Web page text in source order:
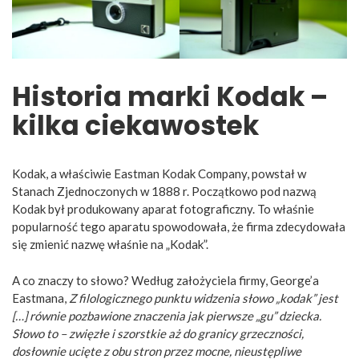
Historia marki Kodak –
kilka ciekawostek
Kodak, a właściwie Eastman Kodak Company, powstał w
Stanach Zjednoczonych w 1888 r. Początkowo pod nazwą
Kodak był produkowany aparat fotograficzny. To właśnie
popularność tego aparatu spowodowała, że firma zdecydowała
się zmienić nazwę właśnie na „Kodak”.
A co znaczy to słowo? Według założyciela firmy, George’a
Eastmana, Z filologicznego punktu widzenia słowo „kodak” jest
[…] równie pozbawione znaczenia jak pierwsze „gu” dziecka.
Słowo to – zwięzłe i szorstkie aż do granicy grzeczności,
dosłownie ucięte z obu stron przez mocne, nieustępliwe